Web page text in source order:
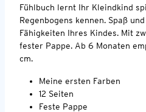
Fühlbuch lernt Ihr Kleindkind
Regenbogens kennen. Spaß
Fähigkeiten Ihres Kindes. Mit
fester Pappe. Ab 6 Monaten
cm.
Meine ersten Farben
12 Seiten
Feste Pappe